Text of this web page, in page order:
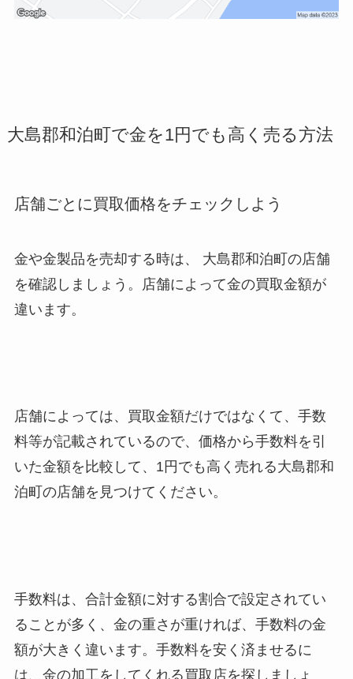
大島郡和泊町で金を1円でも高く売る方法
店舗ごとに買取価格をチェックしよう
金や金製品を売却する時は、 大島郡和泊町の店舗
を確認しましょう。店舗によって金の買取金額が
違います。
店舗によっては、買取金額だけではなくて、手数
料等が記載されているので、価格から手数料を引
いた金額を比較して、1円でも高く売れる大島郡和
泊町 の店舗を見つけてください。
手数料は、合計金額に対する割合で設定されてい
ることが多く、金の重さが重ければ、手数料の金
額が大きく違います。手数料を安く済ませるに
は、金の加工をしてくれる買取店を探しましょ